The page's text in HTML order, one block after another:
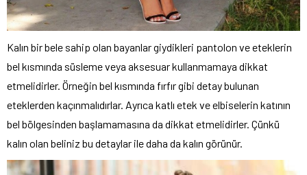
Kalın bir bele sahip olan bayanlar giydikleri pantolon ve eteklerin
bel kısmında süsleme veya aksesuar kullanmamaya dikkat
etmelidirler. Örneğin bel kısmında fırfır gibi detay bulunan
eteklerden kaçınmalıdırlar. Ayrıca katlı etek ve elbiselerin katının
bel bölgesinden başlamamasına da dikkat etmelidirler. Çünkü
kalın olan beliniz bu detaylar ile daha da kalın görünür.